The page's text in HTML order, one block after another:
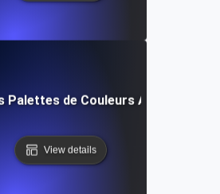
Palettes de Couleurs Accessibles ?
View details